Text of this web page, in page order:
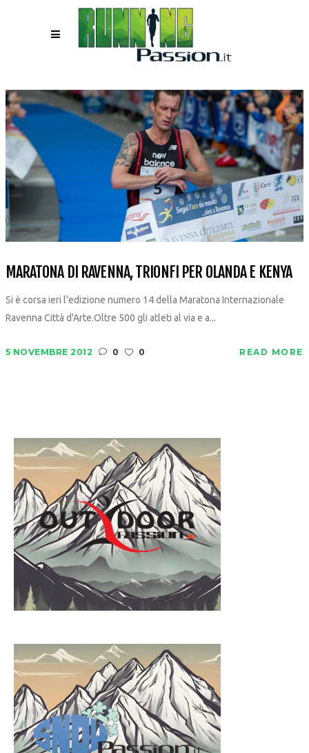
MARATONA DI RAVENNA, TRIONFI PER OLANDA E KENYA
Si è corsa ieri l'edizione numero 14 della Maratona Internazionale
Ravenna Città d'Arte.Oltre 500 gli atleti al via e a...
5 NOVEMBRE 2012 0 0 READ MORE